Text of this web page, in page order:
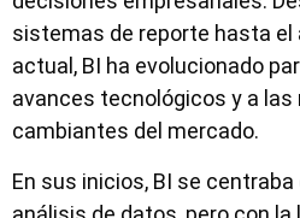
sistemas de reporte hasta
actual, BI ha evolucionado
avances tecnológicos y a las
cambiantes del mercado.
En sus inicios, BI se